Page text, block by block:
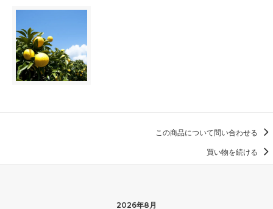
この商品について問い合わせる
買い物を続ける
2026年8月